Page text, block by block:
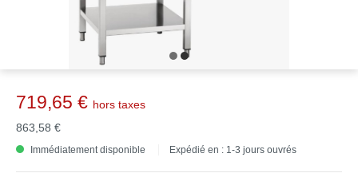
719,65 € hors taxes
863,58 €
Immédiatement disponible Expédié en : 1-3 jours ouvrés